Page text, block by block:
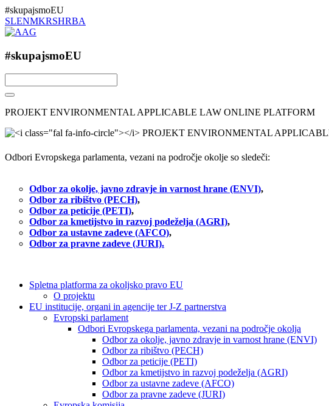
#skupajsmoEU
SLENMKRSHRBA
#skupajsmoEU
PROJEKT ENVIRONMENTAL APPLICABLE LAW ONLINE PLATFORM
Odbori Evropskega parlamenta, vezani na področje okolje so sledeči:
Odbor za okolje, javno zdravje in varnost hrane (ENVI),
Odbor za ribištvo (PECH),
Odbor za peticije (PETI),
Odbor za kmetijstvo in razvoj podeželja (AGRI),
Odbor za ustavne zadeve (AFCO),
Odbor za pravne zadeve (JURI).
Spletna platforma za okoljsko pravo EU
O projektu
EU institucije, organi in agencije ter J-Z partnerstva
Evropski parlament
Odbori Evropskega parlamenta, vezani na področje okolja
Odbor za okolje, javno zdravje in varnost hrane (ENVI)
Odbor za ribištvo (PECH)
Odbor za peticije (PETI)
Odbor za kmetijstvo in razvoj podeželja (AGRI)
Odbor za ustavne zadeve (AFCO)
Odbor za pravne zadeve (JURI)